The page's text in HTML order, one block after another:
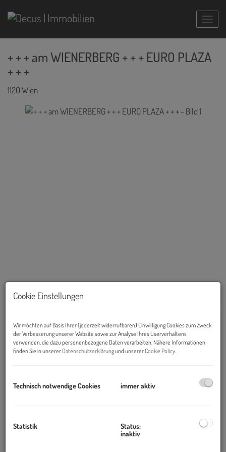
+ + + am WIENERBERG + + + EURO PLAZA
+ + +
1120 Wien
Beschreibung
Objekt und Lage:
Büro- und Betriebsgebieten. Das EURO PLAZA befindet sich am
Knotenpunkt Wurmbstraße Ecke Wienerbergstraße in
Cookie Einstellungen
Wir möchten auf Basis Ihrer (jederzeit widerrufbaren) Einwilligung Cookies zum Zweck
der Verbesserung unserer Website sowie zur Analyse Ihres Userverhaltens
verwenden, die dazu personenbezogene Daten verarbeiten. Nähere Informationen
finden Sie in unserer Datenschutzerklärungund unsererCookie Policy
Technisch notwendige Cookies immer aktiv
Statistik
Status:
inaktiv